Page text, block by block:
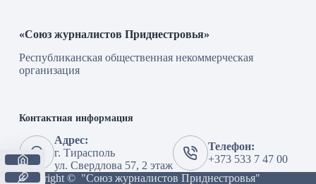
«Союз журналистов Приднестровья»
Республиканская общественная некоммерческая
организация
Контактная информация
Адрес:
г. Тирасполь
ул. Свердлова 57, 2 этаж
Телефон:
+373 533 7 47 00
Copyright © "Союз журналистов Приднестровья"